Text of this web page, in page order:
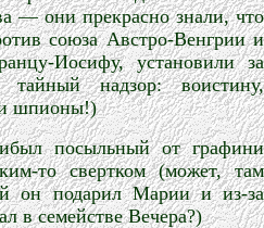
— они прекрасно знали, что
союза Австро-Венгрии и
Иосифу, установили за
надзор: воистину,
шпионы!)
посыльный от графини
то свертком (может, там
он подарил Марии и из-за
в семействе Вечера?)